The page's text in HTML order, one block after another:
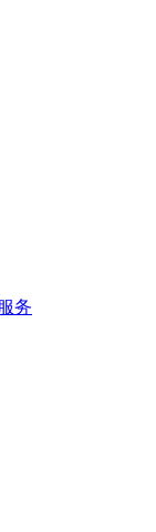
务